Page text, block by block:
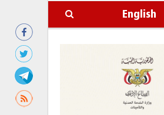
English